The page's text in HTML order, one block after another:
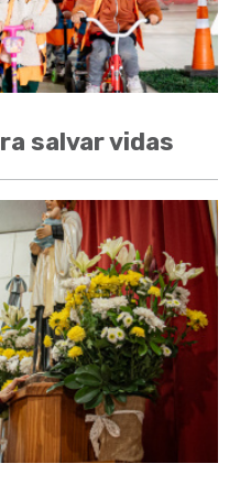
salvar vidas